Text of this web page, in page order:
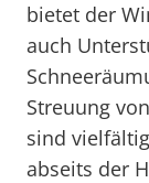
bietet der
auch
Streuung
sind
abseits der